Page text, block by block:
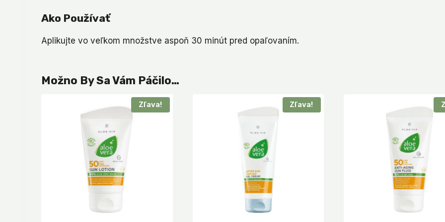
Ako Používať
Aplikujte vo veľkom množstve aspoň 30 minút pred opaľovaním.
Možno By Sa Vám Páčilo…
Zľava! Zľava!